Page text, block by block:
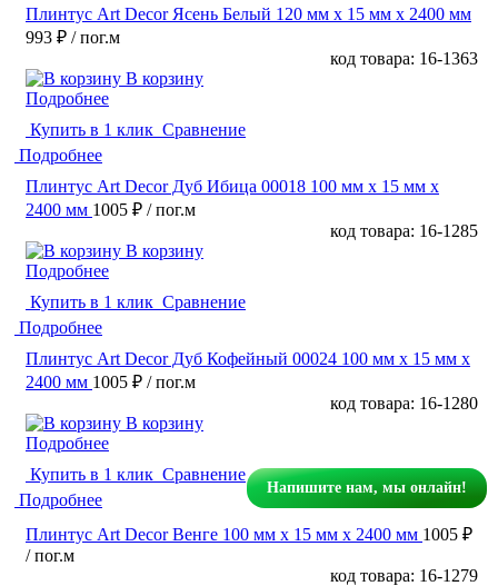
Плинтус Art Decor Ясень Белый 120 мм х 15 мм х 2400 мм
993 ₽ / пог.м
код товара: 16-1363
В корзину
Подробнее
Купить в 1 клик Сравнение
Подробнее
Плинтус Art Decor Дуб Ибица 00018 100 мм х 15 мм х
2400 мм 1005 ₽ / пог.м
код товара: 16-1285
В корзину
Подробнее
Купить в 1 клик Сравнение
Подробнее
Плинтус Art Decor Дуб Кофейный 00024 100 мм х 15 мм х
2400 мм 1005 ₽ / пог.м
код товара: 16-1280
В корзину
Подробнее
Купить в 1 клик Сравнение
Подробнее
Плинтус Art Decor Венге 100 мм х 15 мм х 2400 мм 1005 ₽
/ пог.м
код товара: 16-1279
Напишите нам, мы онлайн!